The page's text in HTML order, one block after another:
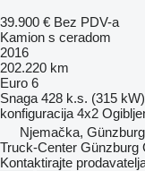
39.900 € Bez PDV-a
Kamion s ceradom
2016
202.220 km
Euro 6
Snaga 428 k.s. (315 kW)
konfiguracija 4x2
Njemačka, Günzburg
Truck-Center Günzburg
Kontaktirajte